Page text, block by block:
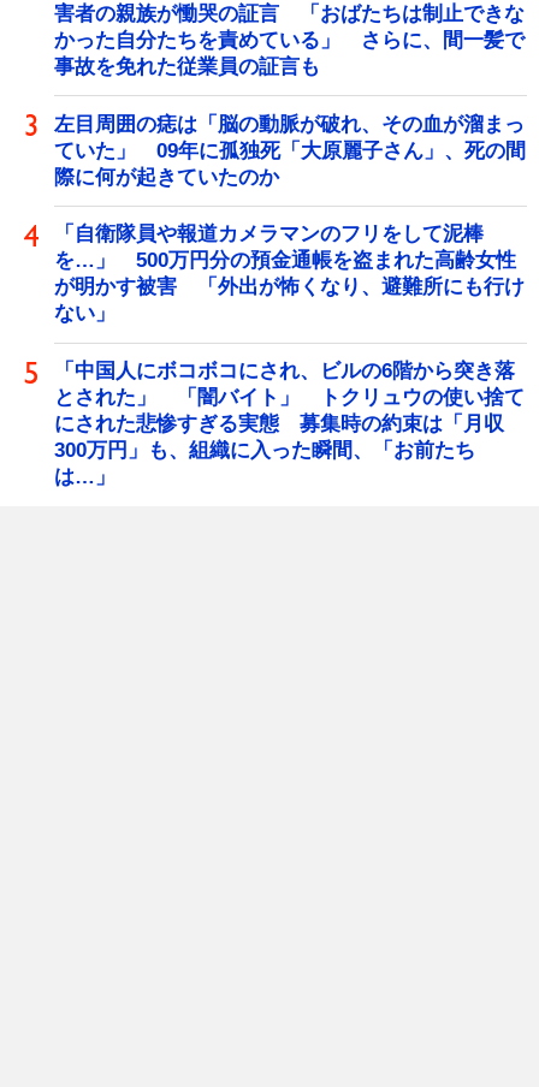
害者の親族が慟哭の証言 「おばたちは制止できな
かった自分たちを責めている」 さらに、間一髪で
事故を免れた従業員の証言も
左目周囲の痣は「脳の動脈が破れ、その血が溜まっ
ていた」 09年に孤独死「大原麗子さん」、死の間
際に何が起きていたのか
「自衛隊員や報道カメラマンのフリをして泥棒
を…」 500万円分の預金通帳を盗まれた高齢女性
が明かす被害 「外出が怖くなり、避難所にも行け
ない」
「中国人にボコボコにされ、ビルの6階から突き落
とされた」 「闇バイト」 トクリュウの使い捨て
にされた悲惨すぎる実態 募集時の約束は「月収
300万円」も、組織に入った瞬間、「お前たち
は…」